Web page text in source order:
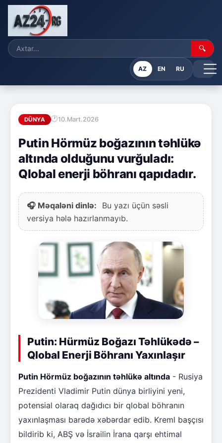
🔍
AZ EN RU
DÜNYA 10.Mart.2026
Putin Hörmüz boğazının təhlükə
altında olduğunu vurğuladı:
Qlobal enerji böhranı qapıdadır.
🎧 Məqaləni dinlə:
Bu yazı üçün səsli
versiya hələ hazırlanmayıb.
Putin: Hürmüz Boğazı Təhlükədə –
Qlobal Enerji Böhranı Yaxınlaşır
Putin Hörmüz boğazının təhlükə altında - Rusiya
Prezidenti Vladimir Putin dünya birliyini yeni,
potensial olaraq dağıdıcı bir qlobal böhranın
yaxınlaşması barədə xəbərdar edib. Kreml başçısı
bildirib ki, ABŞ və İsrailin İrana qarşı ehtimal